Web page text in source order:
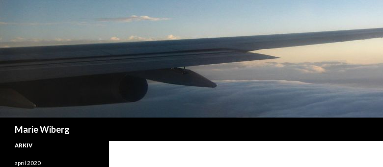
Marie Wiberg
ARKIV
april 2020